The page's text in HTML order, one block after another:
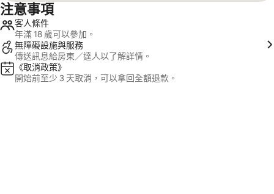
注意事項
客人條件
年滿 18 歲可以參加。
無障礙設施與服務
傳送訊息給房東／達人以了解詳情。
《取消政策》
開始前至少 3 天取消，可以拿回全額退款。